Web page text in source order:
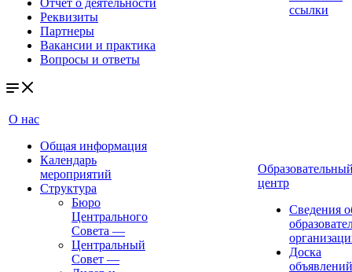
Отчет о деятельности
Реквизиты
Партнеры
Вакансии и практика
Вопросы и ответы
ссылки
О нас
Общая информация
Календарь
мероприятий
Структура
Бюро
Центрального
Совета —
Центральный
Совет —
центр
Сведения
Доска
объявлений